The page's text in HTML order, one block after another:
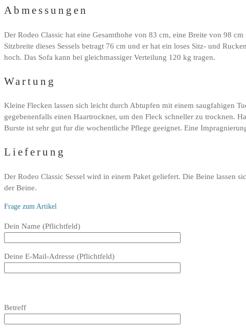
Abmessungen
Der Rodeo Classic hat eine Gesamthohe von 83 cm, eine Breite von 98
Sitzbreite dieses Sessels betragt 76 cm und er hat ein loses Sitz- und
hoch. Das Sofa kann bei gleichmassiger Verteilung 120 kg tragen.
Wartung
Kleine Flecken lassen sich leicht durch Abtupfen mit einem saugfahigen
gegebenenfalls einen Haartrockner, um den Fleck schneller zu trocknen.
Burste ist sehr gut fur die wochentliche Pflege geeignet. Eine
Lieferung
Der Rodeo Classic Sessel wird in einem Paket geliefert. Die Beine lassen
der Beine.
Frage zum Artikel
Bitte
Feld
Dein Name (Pflichtfeld)
Deine E-Mail-Adresse (Pflichtfeld)
dieses
lasse
Betreff